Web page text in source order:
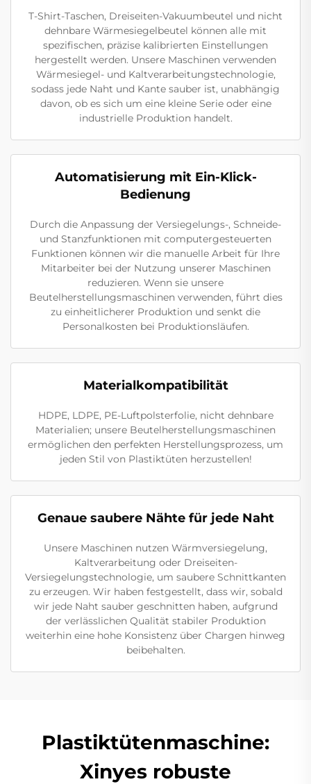
T-Shirt-Taschen, Dreiseiten-Vakuumbeutel und nicht
dehnbare Wärmesiegelbeutel können alle mit
spezifischen, präzise kalibrierten Einstellungen
hergestellt werden. Unsere Maschinen verwenden
Wärmesiegel- und Kaltverarbeitungstechnologie,
sodass jede Naht und Kante sauber ist, unabhängig
davon, ob es sich um eine kleine Serie oder eine
industrielle Produktion handelt.
Automatisierung mit Ein-Klick-
Bedienung
Durch die Anpassung der Versiegelungs-, Schneide-
und Stanzfunktionen mit computergesteuerten
Funktionen können wir die manuelle Arbeit für Ihre
Mitarbeiter bei der Nutzung unserer Maschinen
reduzieren. Wenn sie unsere
Beutelherstellungsmaschinen verwenden, führt dies
zu einheitlicherer Produktion und senkt die
Personalkosten bei Produktionsläufen.
Materialkompatibilität
HDPE, LDPE, PE-Luftpolsterfolie, nicht dehnbare
Materialien; unsere Beutelherstellungsmaschinen
ermöglichen den perfekten Herstellungsprozess, um
jeden Stil von Plastiktüten herzustellen!
Genaue saubere Nähte für jede Naht
Unsere Maschinen nutzen Wärmversiegelung,
Kaltverarbeitung oder Dreiseiten-
Versiegelungstechnologie, um saubere Schnittkanten
zu erzeugen. Wir haben festgestellt, dass wir, sobald
wir jede Naht sauber geschnitten haben, aufgrund
der verlässlichen Qualität stabiler Produktion
weiterhin eine hohe Konsistenz über Chargen hinweg
beibehalten.
Plastiktütenmaschine:
Xinyes robuste